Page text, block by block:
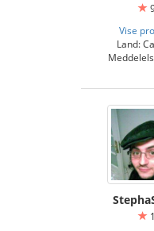
Vise
Land:
1